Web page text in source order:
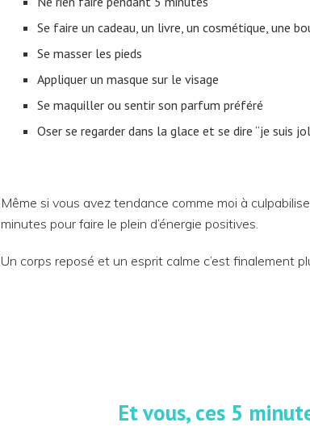
Se faire un cadeau, un livre, un cosmétique, une
Se masser les pieds
Appliquer un masque sur le visage
Se maquiller ou sentir son parfum préféré
Oser se regarder dans la glace et se dire “je suis
Même si vous avez tendance comme moi à
minutes pour faire le plein d’énergie positives.
Un corps reposé et un esprit calme c’est finalement
Et vous, ces 5